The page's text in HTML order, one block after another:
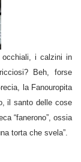
occhiali, i calzini in
Beh, forse
la Fanouropita
il santo delle cose
“fanerono”, ossia
torta che svela”.